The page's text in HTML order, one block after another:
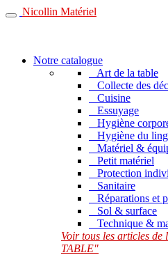
Nicollin Matériel
Notre catalogue
Art de la table
Collecte des
Cuisine
Essuyage
Hygiène
Hygiène du
Matériel &
Petit matériel
Protection
Sanitaire
Réparations et
Sol & surface
Technique &
Voir tous les articles
TABLE"